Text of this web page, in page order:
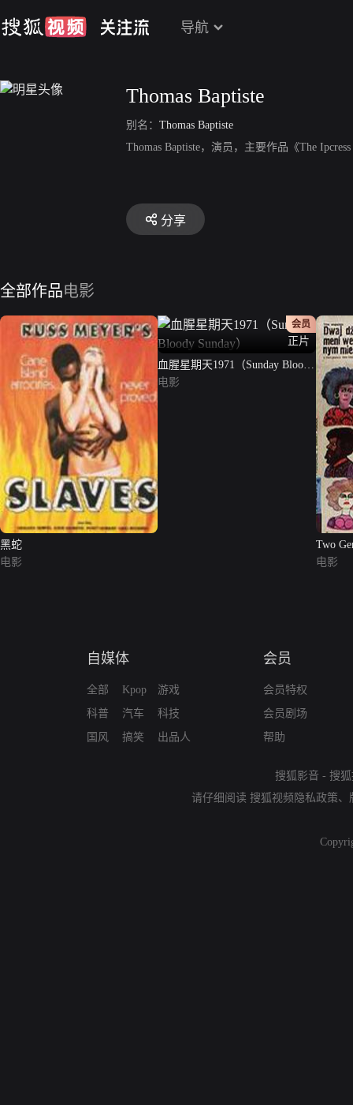
导航
Thomas Baptiste
别名： Thomas Baptiste
Thomas Baptiste，演员，主要作品《The
分享
全部作品电影
黑蛇
电影
正片
会员
血腥星期天1971（Sunday Bloody
Sunday）
电影
Two
电影
自媒体
全部
科普
国风
Kpop
汽车
搞笑
游戏
科技
出品人
会员
会员特权
会员剧场
帮助
搜狐影音 - 搜
请仔细阅读 搜狐视频隐私政策、